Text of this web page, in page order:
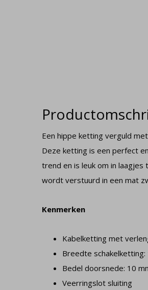
Een hippe ketting verguld
Deze ketting is een perfect
trend en is leuk om in
wordt verstuurd in een mat
Kenmerken
Kabelketting met
Breedte schakelketting:
Bedel doorsnede: 10
Veerringslot sluiting